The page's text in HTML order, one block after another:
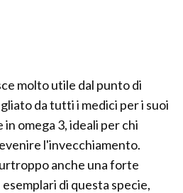
molto utile dal punto di
da tutti i medici per i suoi
omega 3, ideali per chi
l'invecchiamento.
anche una forte
di questa specie,